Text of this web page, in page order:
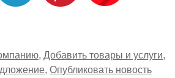
Добавить товары и услуги
Опубликовать новость